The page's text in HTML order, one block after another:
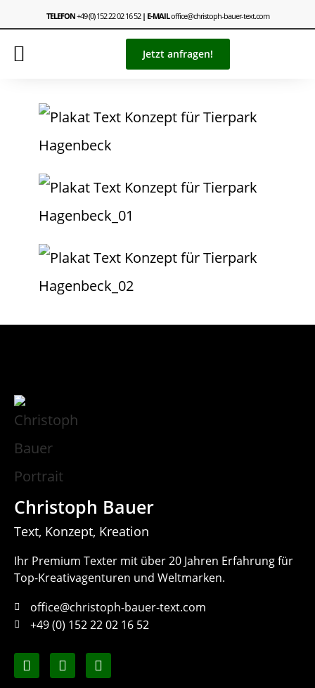
TELEFON+49 (0) 152 22 02 16 52| E-MAILoffice@christoph-bauer-text.com
Jetzt anfragen!
Christoph Bauer
Text, Konzept, Kreation
Ihr Premium Texter mit über 20 Jahren Erfahrung für
Top-Kreativagenturen und Weltmarken.
office@christoph-bauer-text.com
+49 (0) 152 22 02 16 52